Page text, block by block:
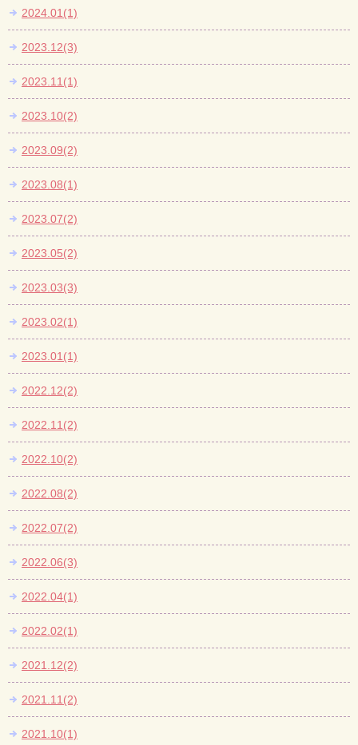
2024.01(1)
2023.12(3)
2023.11(1)
2023.10(2)
2023.09(2)
2023.08(1)
2023.07(2)
2023.05(2)
2023.03(3)
2023.02(1)
2023.01(1)
2022.12(2)
2022.11(2)
2022.10(2)
2022.08(2)
2022.07(2)
2022.06(3)
2022.04(1)
2022.02(1)
2021.12(2)
2021.11(2)
2021.10(1)